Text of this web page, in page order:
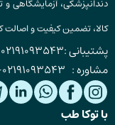
دندانپزشکی، آزمایشگاهی
کالا، تضمین کیفیت و
پشتیبانی :02191093543
مشاوره : 02191093543
با توکا طب